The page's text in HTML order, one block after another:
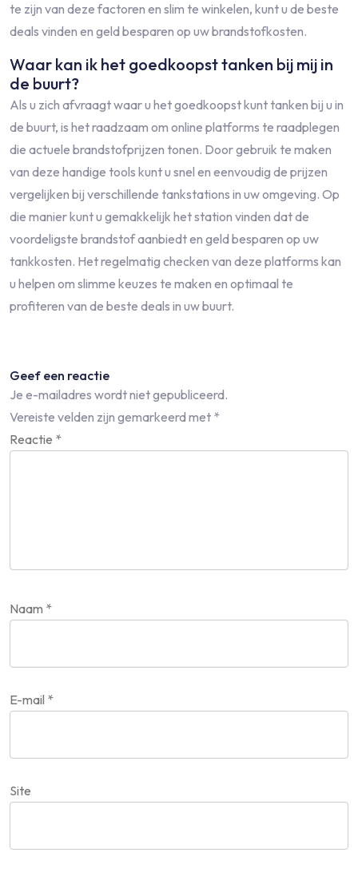
te zijn van deze factoren en slim te winkelen, kunt u de beste
deals vinden en geld besparen op uw brandstofkosten.
Waar kan ik het goedkoopst tanken bij mij in
de buurt?
Als u zich afvraagt waar u het goedkoopst kunt tanken bij u in
de buurt, is het raadzaam om online platforms te raadplegen
die actuele brandstofprijzen tonen. Door gebruik te maken
van deze handige tools kunt u snel en eenvoudig de prijzen
vergelijken bij verschillende tankstations in uw omgeving. Op
die manier kunt u gemakkelijk het station vinden dat de
voordeligste brandstof aanbiedt en geld besparen op uw
tankkosten. Het regelmatig checken van deze platforms kan
u helpen om slimme keuzes te maken en optimaal te
profiteren van de beste deals in uw buurt.
Geef een reactie
Je e-mailadres wordt niet gepubliceerd.
Vereiste velden zijn gemarkeerd met *
Reactie *
Naam *
E-mail *
Site